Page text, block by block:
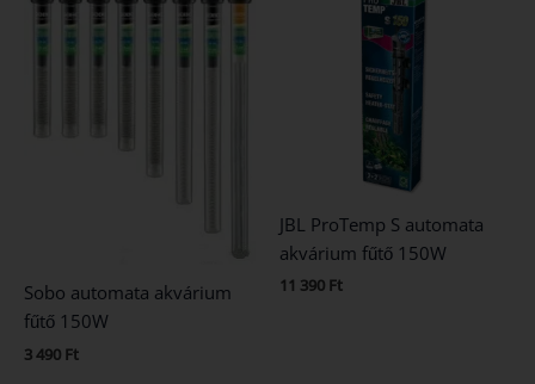
Sobo automata akvárium
fűtő 150W
3 490 Ft
JBL ProTemp S automata
akvárium fűtő 150W
11 390 Ft